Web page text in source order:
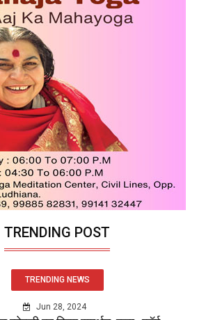
TRENDING POST
TRENDING NEWS
Jun 28, 2024